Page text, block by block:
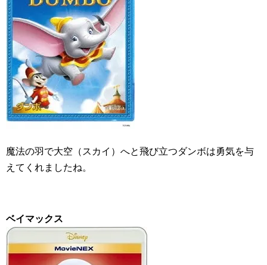
魔法の羽で大空（スカイ）へと飛び立つダンボは勇気を与
えてくれましたね。
ベイマックス